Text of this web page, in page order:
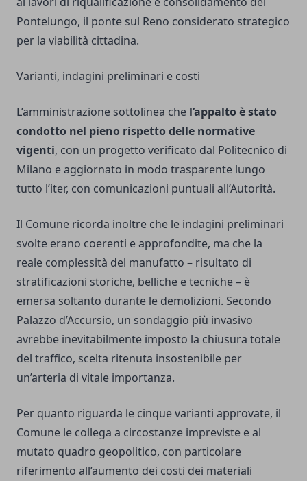
Pontelungo, il ponte sul Reno considerato strategico
per la viabilità cittadina.
Varianti, indagini preliminari e costi
L’amministrazione sottolinea che l’appalto è stato
condotto nel pieno rispetto delle normative
vigenti, con un progetto verificato dal Politecnico di
Milano e aggiornato in modo trasparente lungo
tutto l’iter, con comunicazioni puntuali all’Autorità.
Il Comune ricorda inoltre che le indagini preliminari
svolte erano coerenti e approfondite, ma che la
reale complessità del manufatto – risultato di
stratificazioni storiche, belliche e tecniche – è
emersa soltanto durante le demolizioni. Secondo
Palazzo d’Accursio, un sondaggio più invasivo
avrebbe inevitabilmente imposto la chiusura totale
del traffico, scelta ritenuta insostenibile per
un’arteria di vitale importanza.
Per quanto riguarda le cinque varianti approvate, il
Comune le collega a circostanze impreviste e al
mutato quadro geopolitico, con particolare
riferimento all’aumento dei costi dei materiali